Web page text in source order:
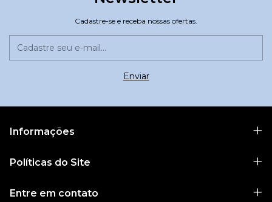
Cadastre-se e receba nossas ofertas.
Informações
Políticas do Site
Entre em contato